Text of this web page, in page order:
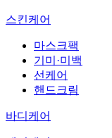
스킨케어
마스크팩
기미·미백
선케어
핸드크림
바디케어